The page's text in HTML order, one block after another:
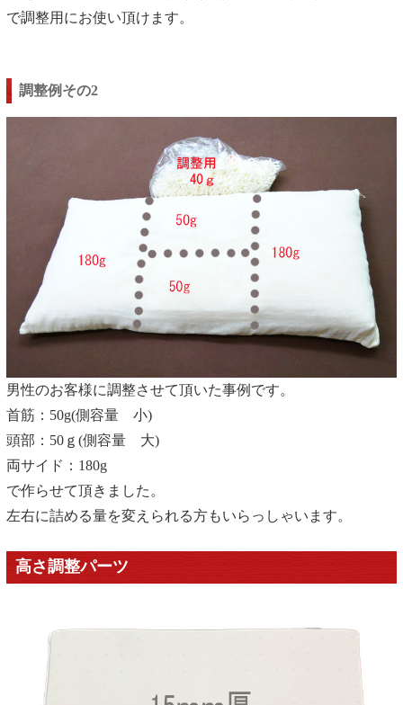
で調整用にお使い頂けます。
調整例その2
男性のお客様に調整させて頂いた事例です。
首筋：50g(側容量 小)
頭部：50ｇ(側容量 大)
両サイド：180g
で作らせて頂きました。
左右に詰める量を変えられる方もいらっしゃいます。
高さ調整パーツ